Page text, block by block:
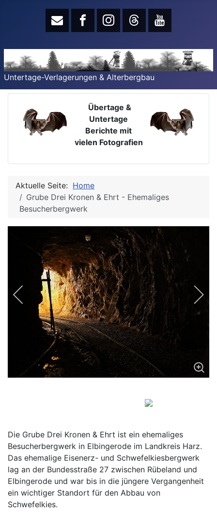
Untertage-Verlagerungen & Alterbergbau
Übertage &
Untertage
Berichte mit
vielen Fotografien
Aktuelle Seite: Home
Grube Drei Kronen & Ehrt - Ehemaliges
Besucherbergwerk
Die Grube Drei Kronen & Ehrt ist ein ehemaliges
Besucherbergwerk in Elbingerode im Landkreis Harz.
Das ehemalige Eisenerz- und Schwefelkiesbergwerk
lag an der Bundesstraße 27 zwischen Rübeland und
Elbingerode und war bis in die jüngere Vergangenheit
ein wichtiger Standort für den Abbau von
Schwefelkies.